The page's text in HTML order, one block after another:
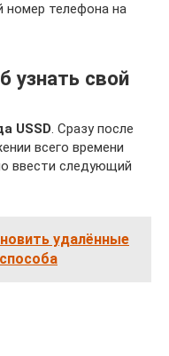
номер телефона на
узнать свой
USSD. Сразу после
всего времени
ввести следующий
удалённые